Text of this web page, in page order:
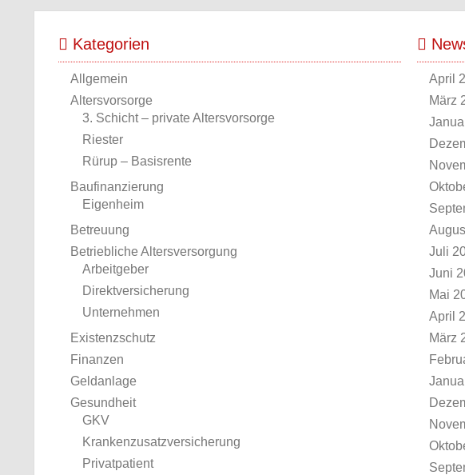
Kategorien
Allgemein
Altersvorsorge
3. Schicht – private Altersvorsorge
Riester
Rürup – Basisrente
Baufinanzierung
Eigenheim
Betreuung
Betriebliche Altersversorgung
Arbeitgeber
Direktversicherung
Unternehmen
Existenzschutz
Finanzen
Geldanlage
Gesundheit
GKV
Krankenzusatzversicherung
Privatpatient
April
März
Juli
Juni
Mai
April
März